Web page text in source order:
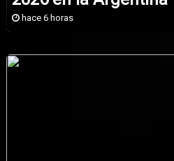
hace 6 horas